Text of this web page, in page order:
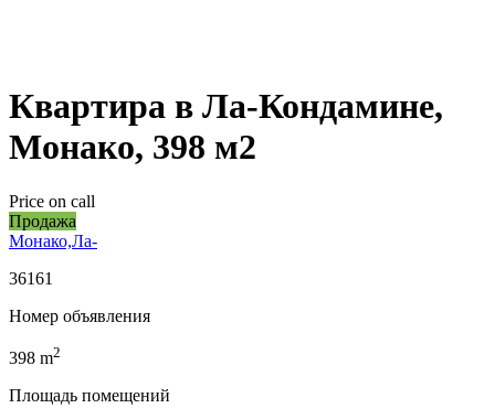
Квартира в Ла-Кондамине,
Монако, 398 м2
Price on call
Продажа
Монако,Ла-
36161
Номер объявления
398 m2
Площадь помещений